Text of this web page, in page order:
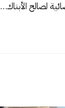
لصالح الأبناك…